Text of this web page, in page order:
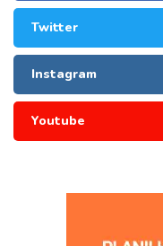
Twitter
Instagram
Youtube